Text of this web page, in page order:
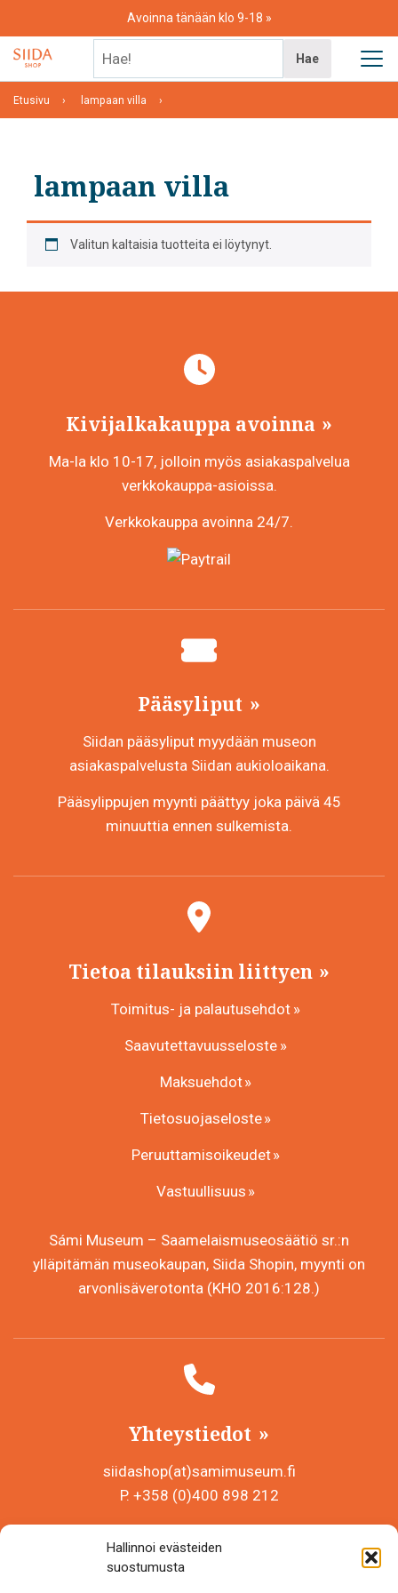
Hallinnoi evästeiden
suostumusta
content
Avoinna tänään klo 9-18
Hae
Etusivu lampaan villa
lampaan villa
Valitun kaltaisia tuotteita ei löytynyt.
Kivijalkakauppa avoinna
Ma-la klo 10-17, jolloin myös asiakaspalvelua
verkkokauppa-asioissa.
Verkkokauppa avoinna 24/7.
Pääsyliput
Siidan pääsyliput myydään museon
asiakaspalvelusta Siidan aukioloaikana.
Pääsylippujen myynti päättyy joka päivä 45
minuuttia ennen sulkemista.
Tietoa tilauksiin liittyen
Toimitus- ja palautusehdot
Saavutettavuusseloste
Maksuehdot
Tietosuojaseloste
Peruuttamisoikeudet
Vastuullisuus
Sámi Museum – Saamelaismuseosäätiö sr.:n
ylläpitämän museokaupan, Siida Shopin, myynti on
arvonlisäverotonta (KHO 2016:128.)
Yhteystiedot
siidashop(at)samimuseum.fi
P. +358 (0)400 898 212
Y-tunnus 0625907-2